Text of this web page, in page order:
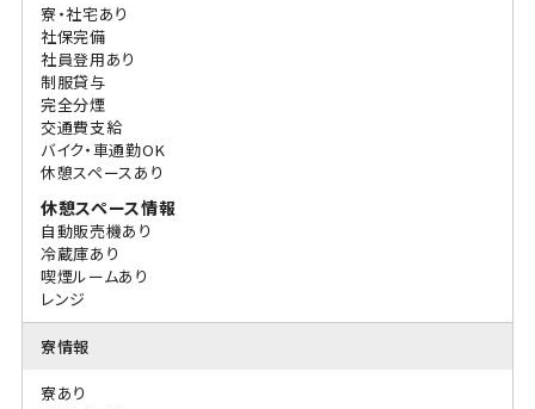
寮・社宅あり
社保完備
社員登用あり
制服貸与
完全分煙
交通費支給
バイク・車通勤OK
休憩スペースあり
休憩スペース情報
自動販売機あり
冷蔵庫あり
喫煙ルームあり
レンジ
寮情報
寮あり